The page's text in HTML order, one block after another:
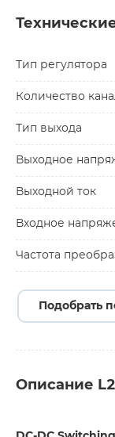
Тип регулятора
Количество
Тип выхода
Выходное
Выходной ток
Входное
Частота
Подобрать
Описание